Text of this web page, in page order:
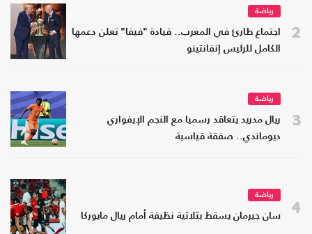
2
رياضة
اجتماع طارئ في المغرب.. قيادة "فيفا" تعلن دعمها
الكامل للرئيس إنفانتينو
3
رياضة
ريال مدريد يتعاقد رسميا مع النجم الإيفواري
ديوماندي.. صفقة قياسية
4
رياضة
سان جيرمان يسقط بثلاثية نظيفة أمام ريال مايوركا